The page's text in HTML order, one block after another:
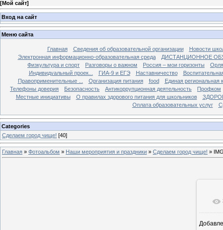
[Мой сайт]
Вход на сайт
Меню сайта
Главная Сведения об образовательной организации
Новости
Электронная информационно-образовательная среда
ДИСТАНЦИОННОЕ
Физкультура и спорт
Разговоры о важном Россия – мои горизонты
Индивидуальный проек...
ГИА-9 и ЕГЭ Наставничество
Правоприменительные ...
Организация питания food
Единая региональная
Телефоны доверия
Безопасность Антикоррупционная деятельность
Профком
Местные инициативы
О правилах здорового питания для школьников
Оплата образовательных услуг
Categories
Сделаем город чище! [40]
Главная » Фотоальбом » Наши мероприятия и праздники » Сделаем город чище! »